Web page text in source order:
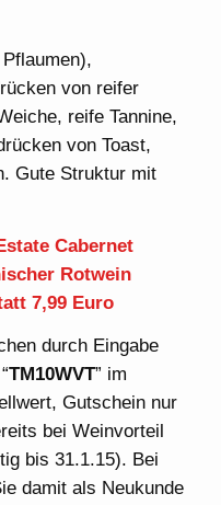
von reifer
reife Tannine,
von Toast,
Gute Struktur mit
Cabernet
Rotwein
7,99 Euro
durch Eingabe
TM10WVT” im
Gutschein nur
bei Weinvorteil
bis 31.1.15). Bei
damit als Neukunde